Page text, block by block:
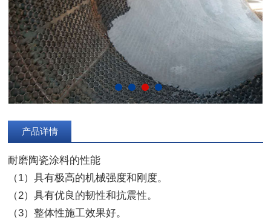
产品详情
耐磨陶瓷涂料的性能
（1）具有极高的机械强度和刚度。
（2）具有优良的韧性和抗震性。
（3）整体性施工效果好。